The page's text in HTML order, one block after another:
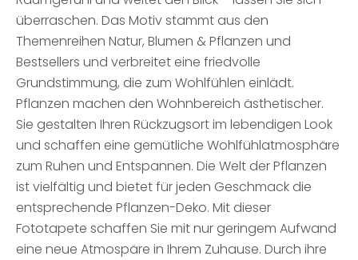
überraschen. Das Motiv stammt aus den
Themenreihen Natur, Blumen & Pflanzen und
Bestsellers und verbreitet eine friedvolle
Grundstimmung, die zum Wohlfühlen einlädt.
Pflanzen machen den Wohnbereich ästhetischer.
Sie gestalten Ihren Rückzugsort im lebendigen Look
und schaffen eine gemütliche Wohlfühlatmosphäre
zum Ruhen und Entspannen. Die Welt der Pflanzen
ist vielfältig und bietet für jeden Geschmack die
entsprechende Pflanzen-Deko. Mit dieser
Fototapete schaffen Sie mit nur geringem Aufwand
eine neue Atmospäre in Ihrem Zuhause. Durch ihre